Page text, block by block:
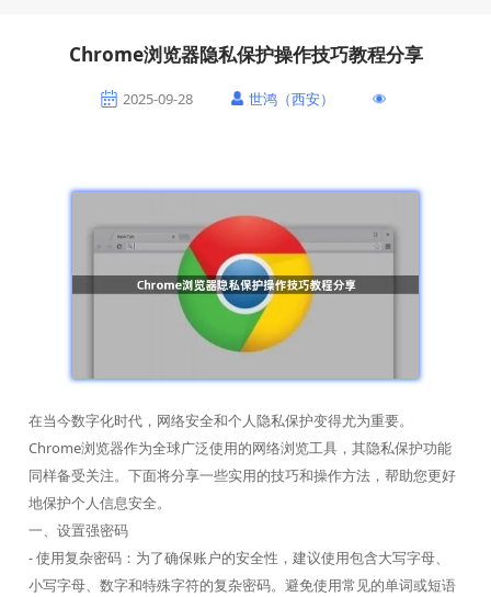
Chrome浏览器隐私保护操作技巧教程分享
2025-09-28 世鸿（西安）
在当今数字化时代，网络安全和个人隐私保护变得尤为重要。
Chrome浏览器作为全球广泛使用的网络浏览工具，其隐私保护功能
同样备受关注。下面将分享一些实用的技巧和操作方法，帮助您更好
地保护个人信息安全。
一、设置强密码
- 使用复杂密码：为了确保账户的安全性，建议使用包含大写字母、
小写字母、数字和特殊字符的复杂密码。避免使用常见的单词或短语